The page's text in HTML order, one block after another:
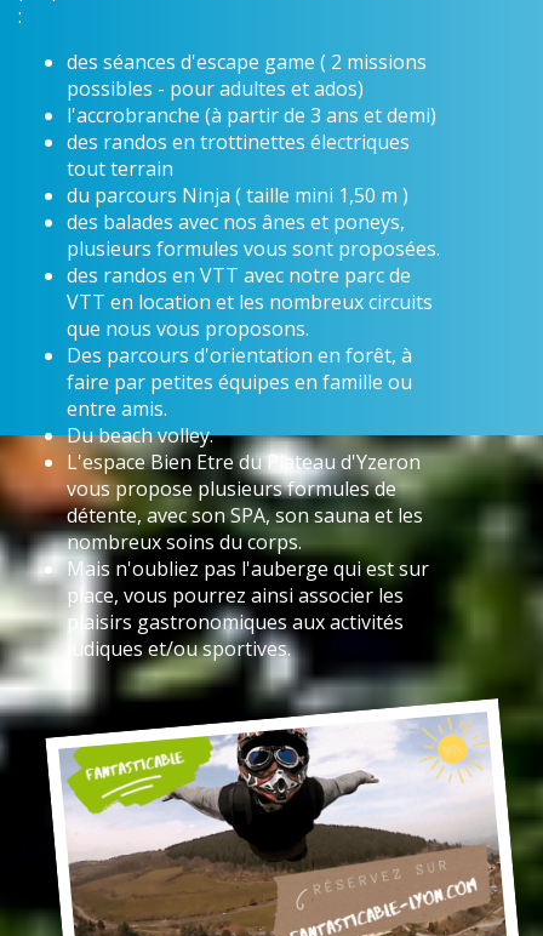
:
des séances d'escape game ( 2 missions
possibles - pour adultes et ados)
l'accrobranche (à partir de 3 ans et demi)
des randos en trottinettes électriques
tout terrain
du parcours Ninja ( taille mini 1,50 m )
des balades avec nos ânes et poneys,
plusieurs formules vous sont proposées.
des randos en VTT avec notre parc de
VTT en location et les nombreux circuits
que nous vous proposons.
Des parcours d'orientation en forêt, à
faire par petites équipes en famille ou
entre amis.
Du beach volley.
L'espace Bien Etre du Plateau d'Yzeron
vous propose plusieurs formules de
détente, avec son SPA, son sauna et les
nombreux soins du corps.
Mais n'oubliez pas l'auberge qui est sur
place, vous pourrez ainsi associer les
plaisirs gastronomiques aux activités
ludiques et/ou sportives.